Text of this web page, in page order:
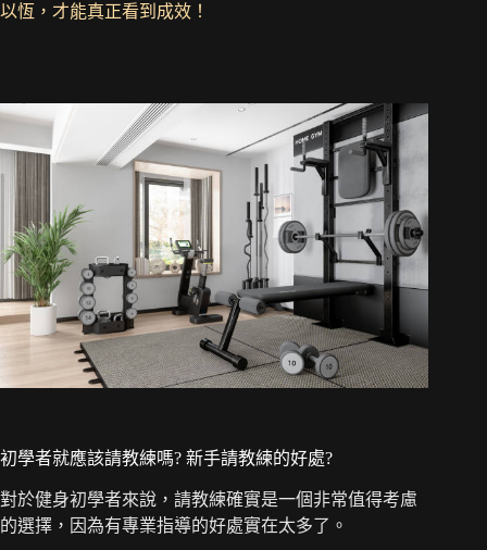
以恆，才能真正看到成效！
初學者就應該請教練嗎? 新手請教練的好處?
對於健身初學者來說，請教練確實是一個非常值得考慮
的選擇，因為有專業指導的好處實在太多了。